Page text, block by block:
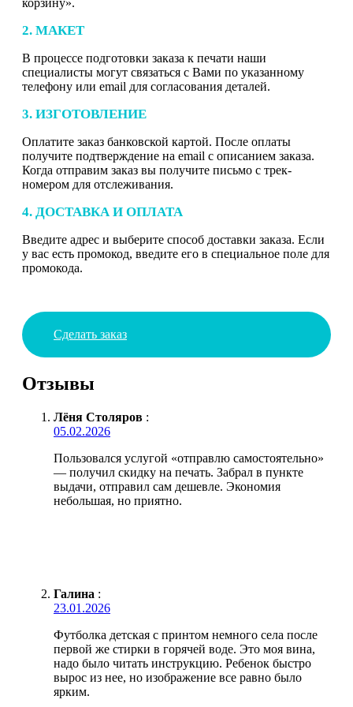
2. МАКЕТ
В процессе подготовки заказа к печати наши
специалисты могут связаться с Вами по указанному
телефону или email для согласования деталей.
3. ИЗГОТОВЛЕНИЕ
Оплатите заказ банковской картой. После оплаты
получите подтверждение на email с описанием заказа.
Когда отправим заказ вы получите письмо с трек-
номером для отслеживания.
4. ДОСТАВКА И ОПЛАТА
Введите адрес и выберите способ доставки заказа. Если
у вас есть промокод, введите его в специальное поле для
промокода.
Сделать заказ
Отзывы
Лёня Столяров :
05.02.2026
Пользовался услугой «отправлю самостоятельно»
— получил скидку на печать. Забрал в пункте
выдачи, отправил сам дешевле. Экономия
небольшая, но приятно.
Галина :
23.01.2026
Футболка детская с принтом немного села после
первой же стирки в горячей воде. Это моя вина,
надо было читать инструкцию. Ребенок быстро
вырос из нее, но изображение все равно было
ярким.